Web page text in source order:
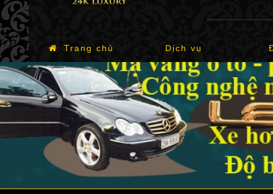
Trang chủ Dịch vụ